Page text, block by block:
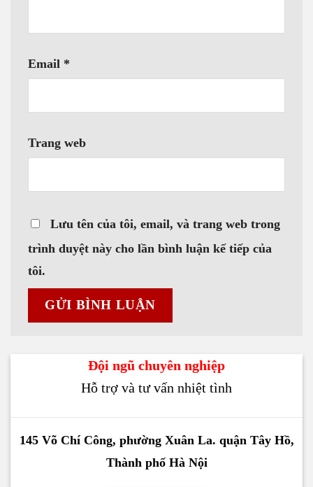
Email *
Trang web
Lưu tên của tôi, email, và trang web trong
trình duyệt này cho lần bình luận kế tiếp của
tôi.
Đội ngũ chuyên nghiệp
Hỗ trợ và tư vấn nhiệt tình
145 Võ Chí Công, phường Xuân La. quận Tây Hồ,
Thành phố Hà Nội